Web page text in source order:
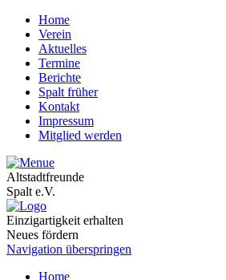
Home
Verein
Aktuelles
Termine
Berichte
Spalt früher
Kontakt
Impressum
Mitglied werden
Altstadtfreunde
Spalt e.V.
Einzigartigkeit erhalten
Neues fördern
Navigation überspringen
Home